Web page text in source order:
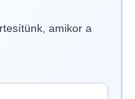
amikor a